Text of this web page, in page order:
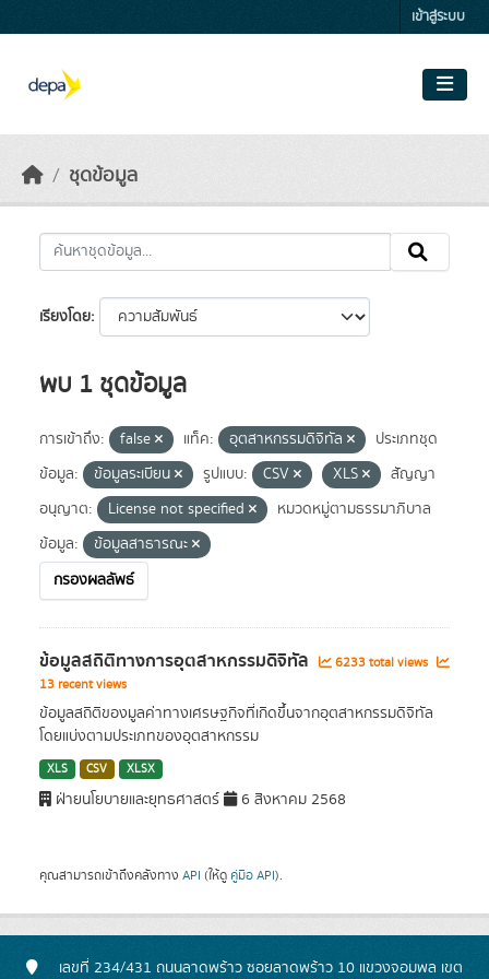
เข้าสู่ระบบ
ชุดข้อมูล
เรียงโดย
พบ 1 ชุดข้อมูล
การเข้าถึง: false แท็ค: อุตสาหกรรมดิจิทัล
ประเภทชุด
ข้อมูล:
ข้อมูลระเบียน รูปแบบ: CSV XLS
สัญญา
อนุญาต:
License not specified
หมวดหมู่ตามธรรมาภิบาล
ข้อมูล:
ข้อมูลสาธารณะ
กรองผลลัพธ์
ข้อมูลสถิติทางการอุตสาหกรรมดิจิทัล
6233 total views
13 recent views
ข้อมูลสถิติของมูลค่าทางเศรษฐกิจที่เกิดขึ้นจากอุตสาหกรรมดิจิทัล
โดยแบ่งตามประเภทของอุตสาหกรรม
XLS CSV XLSX
ฝ่ายนโยบายและยุทธศาสตร์ 6 สิงหาคม 2568
คุณสามารถเข้าถึงคลังทาง API (ให้ดู คู่มือ API).
เลขที่ 234/431 ถนนลาดพร้าว ซอยลาดพร้าว 10 แขวงจอมพล เขต